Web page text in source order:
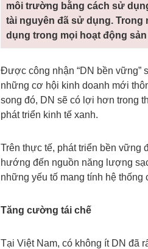
môi trường bằng cách sử
tài nguyên đã sử dụng. Trong
dụng trong mọi hoạt động
Được công nhận “DN bền vững”
những cơ hội kinh doanh mới
song đó, DN sẽ có lợi hơn trong
phát triển kinh tế xanh.
Trên thực tế, phát triển bền vững
hướng đến nguồn năng lượng
những yếu tố mang tính hệ
Tăng cường tái chế
Tại Việt Nam, có không ít DN đã